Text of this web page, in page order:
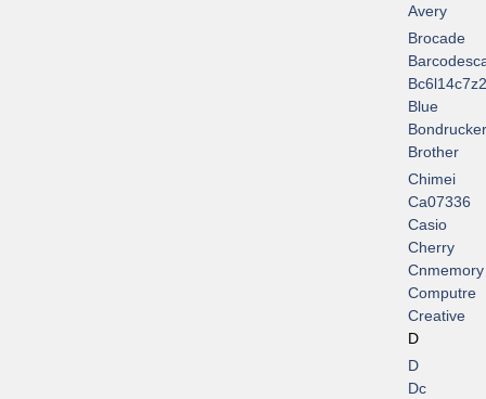
Avery
Brocade
Blue
Bondrucker
Brother
Chimei
Ca07336
Casio
Cherry
Cnmemory
Computre
Creative
D
D
Dc